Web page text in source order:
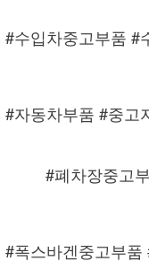
#수입차중고부품 #
#자동차부품 #중고
#폐차장중고
#폭스바겐중고부